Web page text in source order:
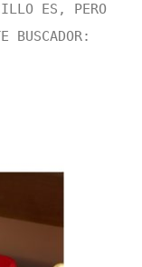
ES, PERO
BUSCADOR: